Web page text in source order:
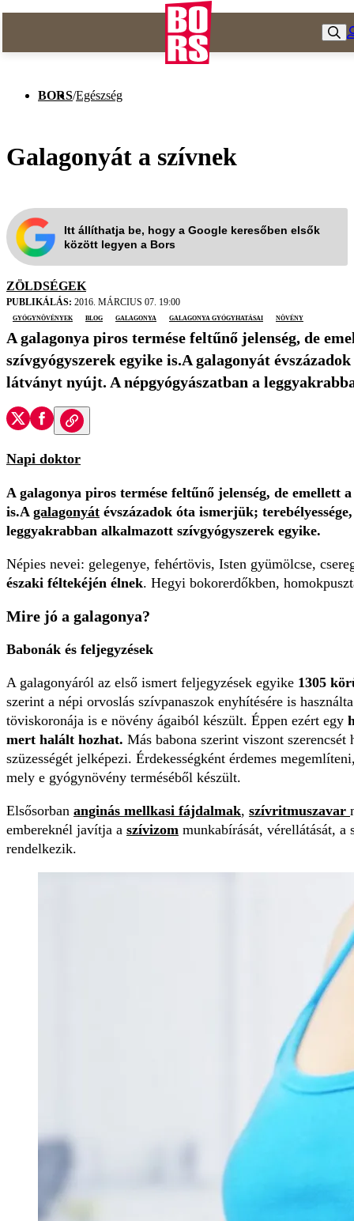
BORS/Egészség
Galagonyát a szívnek
Itt állíthatja be, hogy a Google keresőben elsők
között legyen a Bors
ZÖLDSÉGEK
PUBLIKÁLÁS: 2016. MÁRCIUS 07. 19:00
gyógynövények
blog galagonya galagonya gyógyhatásai növény
A galagonya piros termése feltűnő jelenség, de
szívgyógyszerek egyike is.A galagonyát
látványt nyújt. A népgyógyászatban a
Napi doktor
A galagonya piros termése feltűnő jelenség, de emellett
is.A galagonyát évszázadok óta ismerjük;
leggyakrabban alkalmazott szívgyógyszerek egyike.
Népies nevei: gelegenye, fehértövis, Isten gyümölcse,
északi féltekéjén élnek. Hegyi bokorerdőkben,
Mire jó a galagonya?
Babonák és feljegyzések
A galagonyáról az első ismert feljegyzések egyike 1305
szerint a népi orvoslás szívpanaszok enyhítésére is
töviskoronája is e növény ágaiból készült. Éppen ezért egy
mert halált hozhat. Más babona szerint viszont
szüzességét jelképezi. Érdekességként érdemes
mely e gyógynövény terméséből készült.
Elsősorban anginás mellkasi fájdalmak, szívritmuszavar
embereknél javítja a szívizom munkabírását, vérellátását,
rendelkezik.